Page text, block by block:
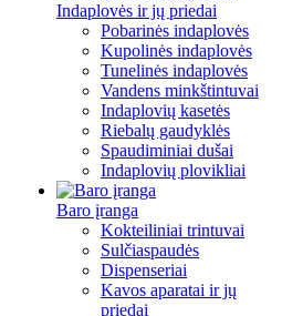
Indaplovės ir jų priedai
Pobarinės indaplovės
Kupolinės indaplovės
Tunelinės indaplovės
Vandens minkštintuvai
Indaplovių kasetės
Riebalų gaudyklės
Spaudiminiai dušai
Indaplovių plovikliai
Baro įranga
Kokteiliniai trintuvai
Sulčiaspaudės
Dispenseriai
Kavos aparatai ir jų
priedai